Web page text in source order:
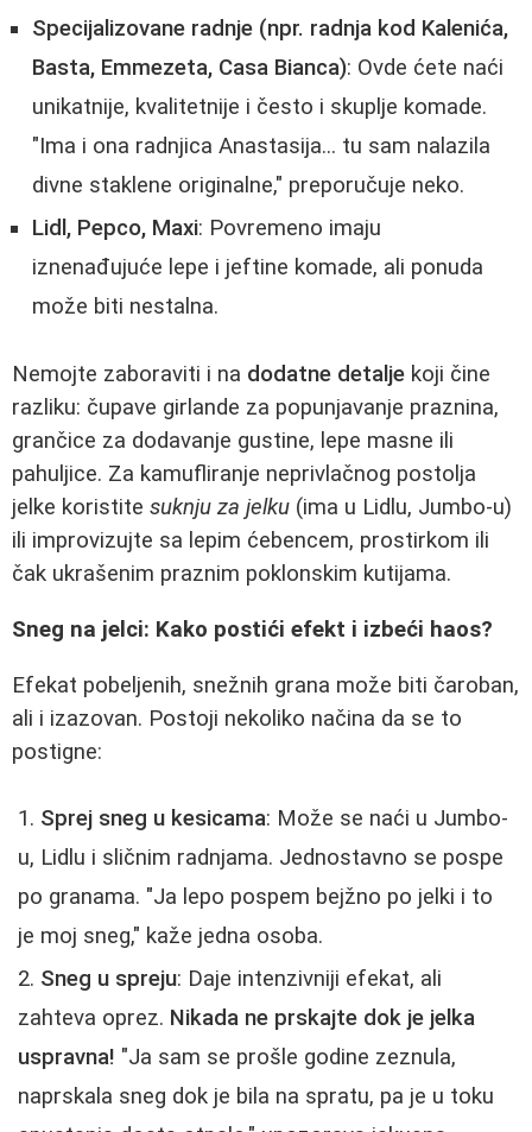
Specijalizovane radnje (npr. radnja kod Kalenića,
Basta, Emmezeta, Casa Bianca): Ovde ćete naći
unikatnije, kvalitetnije i često i skuplje komade.
"Ima i ona radnjica Anastasija... tu sam nalazila
divne staklene originalne," preporučuje neko.
Lidl, Pepco, Maxi: Povremeno imaju
iznenađujuće lepe i jeftine komade, ali ponuda
može biti nestalna.
Nemojte zaboraviti i na dodatne detalje koji čine
razliku: čupave girlande za popunjavanje praznina,
grančice za dodavanje gustine, lepe masne ili
pahuljice. Za kamufliranje neprivlačnog postolja
jelke koristite suknju za jelku (ima u Lidlu, Jumbo-u)
ili improvizujte sa lepim ćebencem, prostirkom ili
čak ukrašenim praznim poklonskim kutijama.
Sneg na jelci: Kako postići efekt i izbeći haos?
Efekat pobeljenih, snežnih grana može biti čaroban,
ali i izazovan. Postoji nekoliko načina da se to
postigne:
Sprej sneg u kesicama: Može se naći u Jumbo-
u, Lidlu i sličnim radnjama. Jednostavno se pospe
po granama. "Ja lepo pospem bejžno po jelki i to
je moj sneg," kaže jedna osoba.
Sneg u spreju: Daje intenzivniji efekat, ali
zahteva oprez. Nikada ne prskajte dok je jelka
uspravna! "Ja sam se prošle godine zeznula,
naprskala sneg dok je bila na spratu, pa je u toku